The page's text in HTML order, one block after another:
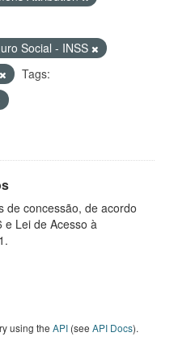
Social - INSS
Tags:
de concessão, de acordo
e Lei de Acesso à
using the API (see API Docs).